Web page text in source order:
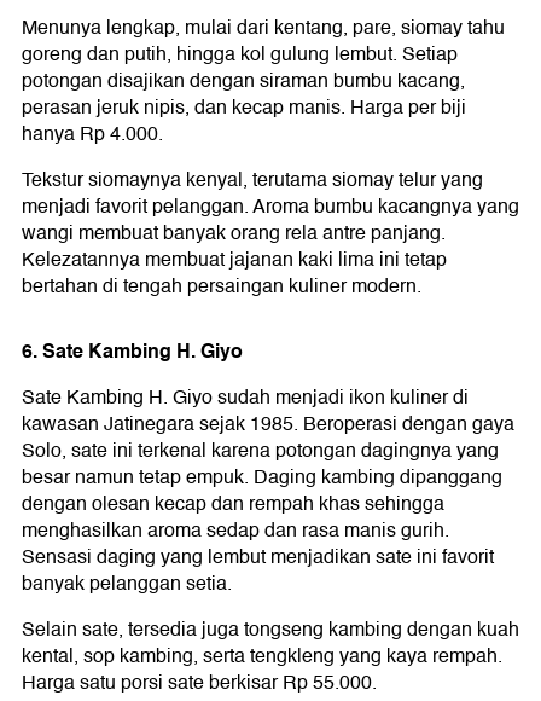
Menunya lengkap, mulai dari kentang, pare, siomay tahu
goreng dan putih, hingga kol gulung lembut. Setiap
potongan disajikan dengan siraman bumbu kacang,
perasan jeruk nipis, dan kecap manis. Harga per biji
hanya Rp 4.000.
Tekstur siomaynya kenyal, terutama siomay telur yang
menjadi favorit pelanggan. Aroma bumbu kacangnya yang
wangi membuat banyak orang rela antre panjang.
Kelezatannya membuat jajanan kaki lima ini tetap
bertahan di tengah persaingan kuliner modern.
6. Sate Kambing H. Giyo
Sate Kambing H. Giyo sudah menjadi ikon kuliner di
kawasan Jatinegara sejak 1985. Beroperasi dengan gaya
Solo, sate ini terkenal karena potongan dagingnya yang
besar namun tetap empuk. Daging kambing dipanggang
dengan olesan kecap dan rempah khas sehingga
menghasilkan aroma sedap dan rasa manis gurih.
Sensasi daging yang lembut menjadikan sate ini favorit
banyak pelanggan setia.
Selain sate, tersedia juga tongseng kambing dengan kuah
kental, sop kambing, serta tengkleng yang kaya rempah.
Harga satu porsi sate berkisar Rp 55.000.